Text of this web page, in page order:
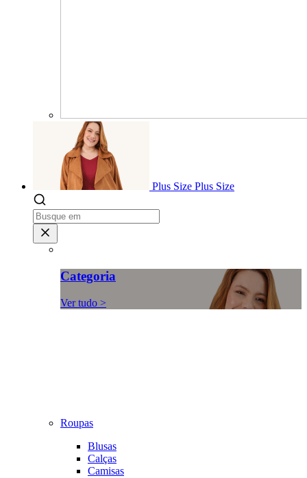
Plus Size Plus Size
Categoria
Ver tudo >
Roupas
Blusas
Calças
Camisas